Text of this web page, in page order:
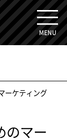
MENU
ーケティング
のマー